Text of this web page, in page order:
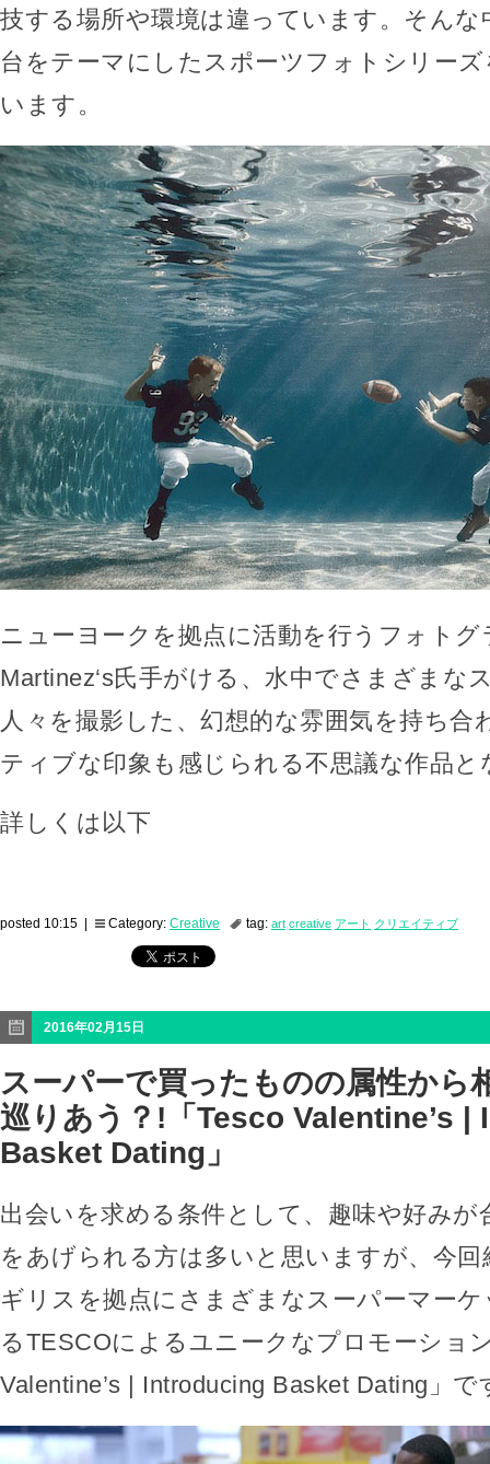
技する場所や環境は違っています。そんな
台をテーマにしたスポーツフォトシリー
います。
ニューヨークを拠点に活動を行うフォト
Martinez‘s氏手がける、水中でさまざまな
人々を撮影した、幻想的な雰囲気を持ち合
ティブな印象も感じられる不思議な作品
詳しくは以下
posted 10:15 | Category: Creative tag: art creative アート クリエイティブ
2016年02月15日
スーパーで買ったものの属性から
巡りあう？!「Tesco Valentine’s
Basket Dating」
出会いを求める条件として、趣味や好み
をあげられる方は多いと思いますが、今
ギリスを拠点にさまざまなスーパーマー
るTESCOによるユニークなプロモーショ
Valentine’s | Introducing Basket Dating」で